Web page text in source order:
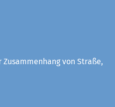
von Straße,